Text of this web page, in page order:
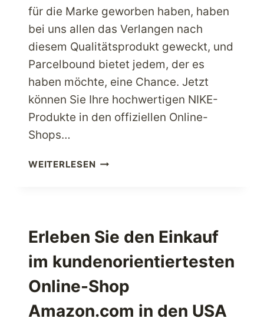
für die Marke geworben haben, haben
bei uns allen das Verlangen nach
diesem Qualitätsprodukt geweckt, und
Parcelbound bietet jedem, der es
haben möchte, eine Chance. Jetzt
können Sie Ihre hochwertigen NIKE-
Produkte in den offiziellen Online-
Shops…
WEITERLESENSHOP
BESTE
US-
SPORTBEKLEIDUNGSMARKE
WELT
Erleben Sie den Einkauf
im kundenorientiertesten
Online-Shop
Amazon.com in den USA